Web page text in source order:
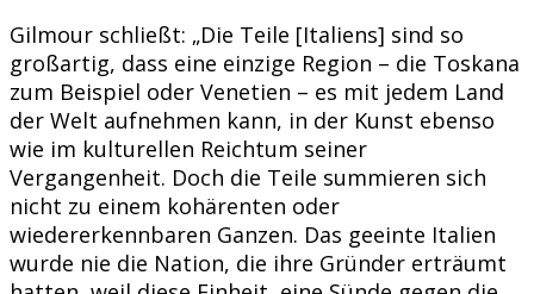
Gilmour schließt: „Die Teile [Italiens] sind so
großartig, dass eine einzige Region – die Toskana
zum Beispiel oder Venetien – es mit jedem Land
der Welt aufnehmen kann, in der Kunst ebenso
wie im kulturellen Reichtum seiner
Vergangenheit. Doch die Teile summieren sich
nicht zu einem kohärenten oder
wiedererkennbaren Ganzen. Das geeinte Italien
wurde nie die Nation, die ihre Gründer erträumt